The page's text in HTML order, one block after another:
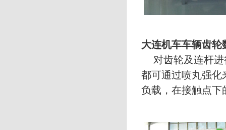
大连机车车辆齿轮
对齿轮及连杆
都可通过喷丸强化
负载，在接触点下